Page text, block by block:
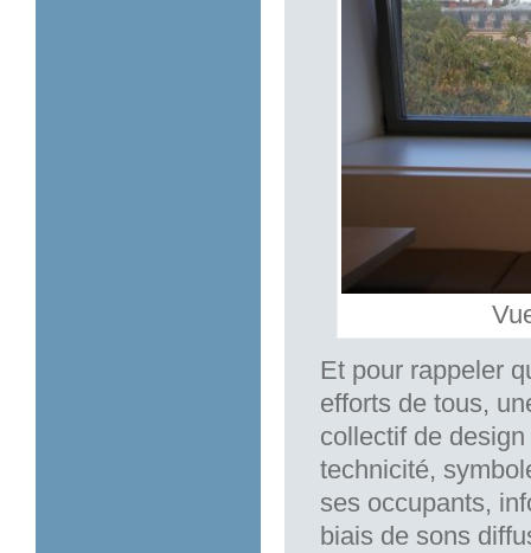
Et pour rappeler
efforts de tous,
collectif de design
technicité,
ses occupants,
biais de sons